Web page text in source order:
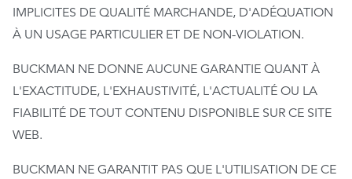
IMPLICITES DE QUALITÉ MARCHANDE, D'ADÉQUATION
À UN USAGE PARTICULIER ET DE NON-VIOLATION.
BUCKMAN NE DONNE AUCUNE GARANTIE QUANT À
L'EXACTITUDE, L'EXHAUSTIVITÉ, L'ACTUALITÉ OU LA
FIABILITÉ DE TOUT CONTENU DISPONIBLE SUR CE SITE
WEB.
BUCKMAN NE GARANTIT PAS QUE L'UTILISATION DE CE